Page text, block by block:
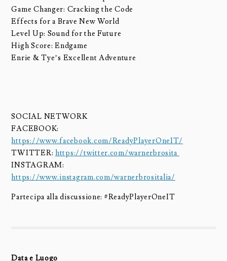
Game Changer: Cracking the Code
Effects for a Brave New World
Level Up: Sound for the Future
High Score: Endgame
Enrie & Tye’s Excellent Adventure
SOCIAL NETWORK
FACEBOOK:
https://www.facebook.com/ReadyPlayerOneIT/
TWITTER:https://twitter.com/warnerbrosita
INSTAGRAM:
https://www.instagram.com/warnerbrositalia/
Partecipa alla discussione: #ReadyPlayerOneIT
Data e Luogo